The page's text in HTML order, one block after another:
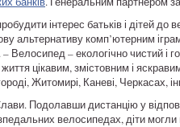
інтерес батьків і дітей до
альтернативу комп’ютерним
Велосипед – екологічно чистий
цікавим, змістовним і
Житомирі, Каневі, Черкасах,
Подолавши дистанцію у
велосипедах, діти